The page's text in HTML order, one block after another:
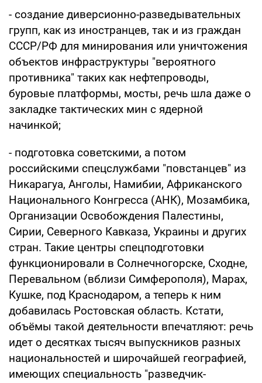
- создание диверсионно-разведывательных
групп, как из иностранцев, так и из граждан
СССР/РФ для минирования или уничтожения
объектов инфраструктуры "вероятного
противника" таких как нефтепроводы,
буровые платформы, мосты, речь шла даже о
закладке тактических мин с ядерной
начинкой;
- подготовка советскими, а потом
российскими спецслужбами "повстанцев" из
Никарагуа, Анголы, Намибии, Африканского
Национального Конгресса (АНК), Мозамбика,
Организации Освобождения Палестины,
Сирии, Северного Кавказа, Украины и других
стран. Такие центры спецподготовки
функционировали в Солнечногорске, Сходне,
Перевальном (вблизи Симферополя), Марах,
Кушке, под Краснодаром, а теперь к ним
добавилась Ростовская область. Кстати,
объёмы такой деятельности впечатляют: речь
идет о десятках тысяч выпускников разных
национальностей и широчайшей географией,
имеющих специальность "разведчик-